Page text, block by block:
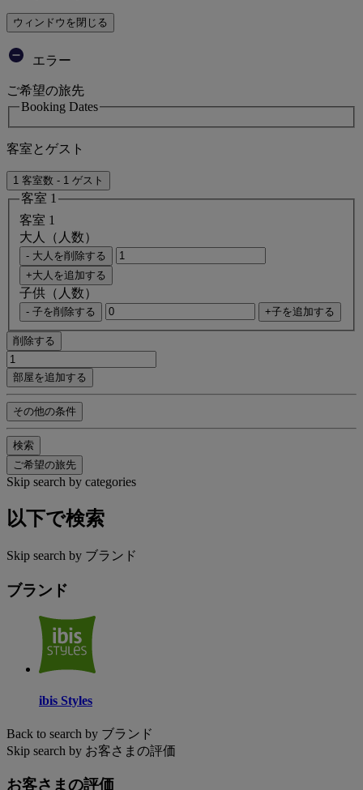
ウィンドウを閉じる
エラー
ご希望の旅先
Booking Dates
客室とゲスト
1 客室数 - 1 ゲスト
客室 1
客室 1
大人（人数）
- 大人を削除する
+大人を追加する
子供（人数）
- 子を削除する +子を追加する
削除する
部屋を追加する
その他の条件
検索
ご希望の旅先
Skip search by categories
以下で検索
Skip search by ブランド
ブランド
ibis Styles
Back to search by ブランド
Skip search by お客さまの評価
お客さまの評価